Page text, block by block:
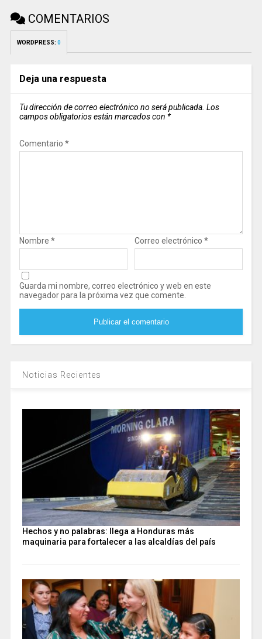
COMENTARIOS
WORDPRESS: 0
Deja una respuesta
Tu dirección de correo electrónico no será publicada. Los
campos obligatorios están marcados con *
Comentario *
Nombre * Correo electrónico *
Guarda mi nombre, correo electrónico y web en este
navegador para la próxima vez que comente.
Noticias Recientes
Hechos y no palabras: llega a Honduras más
maquinaria para fortalecer a las alcaldías del país